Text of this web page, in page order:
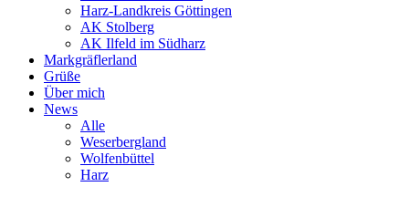
Harz-Landkreis Göttingen
AK Stolberg
AK Ilfeld im Südharz
Markgräflerland
Grüße
Über mich
News
Alle
Weserbergland
Wolfenbüttel
Harz